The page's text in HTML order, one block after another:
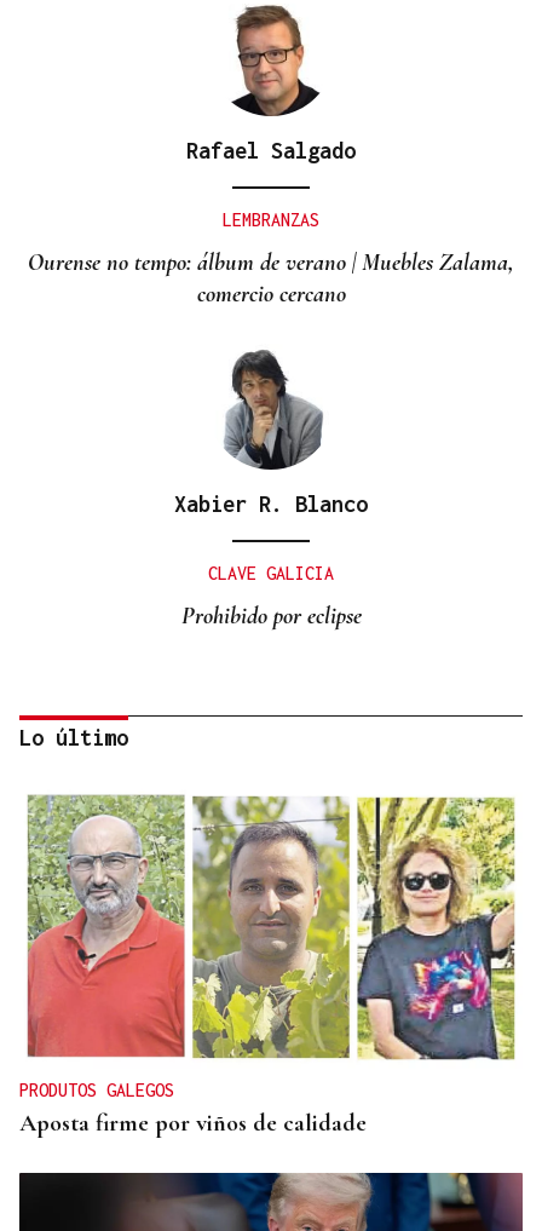
Rafael Salgado
LEMBRANZAS
Ourense no tempo: álbum de verano | Muebles Zalama,
comercio cercano
Xabier R. Blanco
CLAVE GALICIA
Prohibido por eclipse
Lalo Pavón
O AFIADOR
Un día haberá autobuses
Lo último
PRODUTOS GALEGOS
Aposta firme por viños de calidade